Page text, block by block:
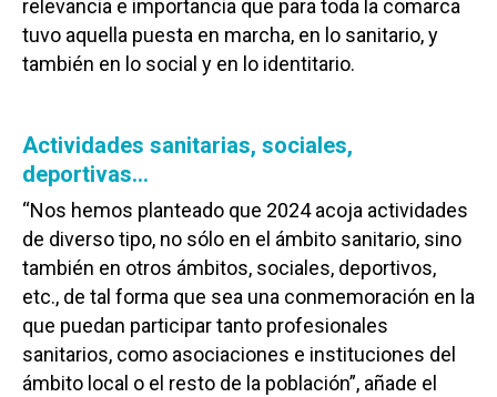
relevancia e importancia que para toda la comarca
tuvo aquella puesta en marcha, en lo sanitario, y
también en lo social y en lo identitario.
Actividades sanitarias, sociales,
deportivas…
“Nos hemos planteado que 2024 acoja actividades
de diverso tipo, no sólo en el ámbito sanitario, sino
también en otros ámbitos, sociales, deportivos,
etc., de tal forma que sea una conmemoración en la
que puedan participar tanto profesionales
sanitarios, como asociaciones e instituciones del
ámbito local o el resto de la población”, añade el